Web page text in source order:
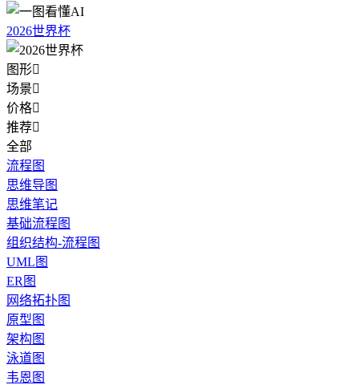
2026世界杯
图形
场景
价格
推荐
全部
流程图
思维导图
思维笔记
基础流程图
组织结构-流程图
UML图
ER图
网络拓扑图
原型图
架构图
泳道图
韦恩图